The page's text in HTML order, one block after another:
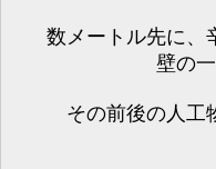
数メートル先に、
壁の
その前後の人工